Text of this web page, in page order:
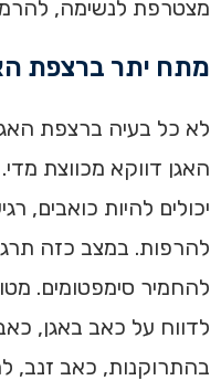
מצטרפת לנשימה,
מתח יתר ברצפת
לא כל בעיה ברצפת
האגן דווקא מכווצת
יכולים להיות כואבים,
להרפות. במצב כזה
להחמיר סימפטומים.
לדווח על כאב באגן,
בהתרוקנות, כאב זנב,